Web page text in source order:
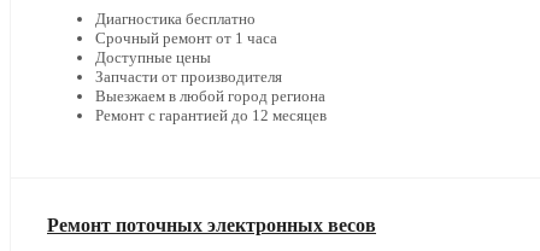
Диагностика бесплатно
Срочный ремонт от 1 часа
Доступные цены
Запчасти от производителя
Выезжаем в любой город региона
Ремонт с гарантией до 12 месяцев
Ремонт поточных электронных весов